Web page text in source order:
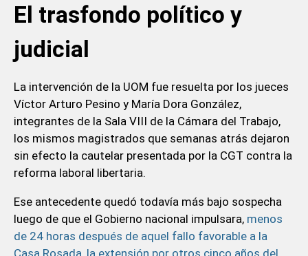
El trasfondo político y
judicial
La intervención de la UOM fue resuelta por los jueces
Víctor Arturo Pesino y María Dora González,
integrantes de la Sala VIII de la Cámara del Trabajo,
los mismos magistrados que semanas atrás dejaron
sin efecto la cautelar presentada por la CGT contra la
reforma laboral libertaria.
Ese antecedente quedó todavía más bajo sospecha
luego de que el Gobierno nacional impulsara, menos
de 24 horas después de aquel fallo favorable a la
Casa Rosada, la extensión por otros cinco años del